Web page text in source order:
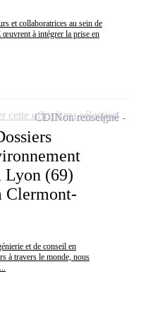
et collaboratrices au sein de
à intégrer la prise en
Lyon (69)
Clermont-
et de conseil en
à travers le monde, nous
CDINon renseigné
cette offre à ma sélection